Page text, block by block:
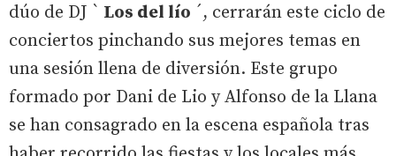
dúo de DJ ` Los del lío ´, cerrarán este ciclo de
conciertos pinchando sus mejores temas en
una sesión llena de diversión. Este grupo
formado por Dani de Lio y Alfonso de la Llana
se han consagrado en la escena española tras